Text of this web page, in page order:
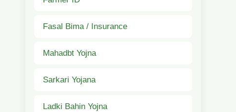
Fasal Bima / Insurance
Mahadbt Yojna
Sarkari Yojana
Ladki Bahin Yojna